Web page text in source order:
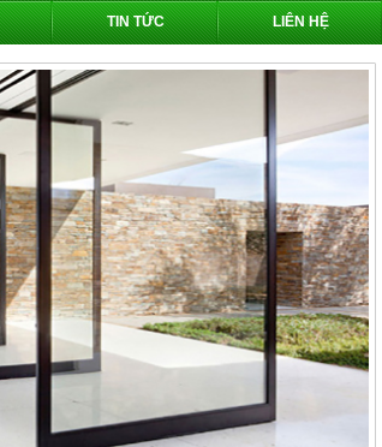
TIN TỨC LIÊN HỆ